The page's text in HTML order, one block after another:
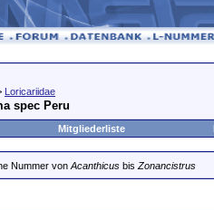
Loricariidae
spec Peru
Mitgliederliste
Nummer von Acanthicus bis Zonancistrus